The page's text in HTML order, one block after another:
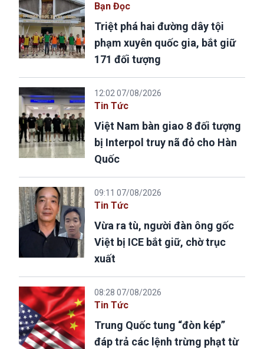
Bạn Đọc
Triệt phá hai đường dây tội
phạm xuyên quốc gia, bắt giữ
171 đối tượng
12:02 07/08/2026
Tin Tức
Việt Nam bàn giao 8 đối tượng
bị Interpol truy nã đỏ cho Hàn
Quốc
09:11 07/08/2026
Tin Tức
Vừa ra tù, người đàn ông gốc
Việt bị ICE bắt giữ, chờ trục
xuất
08:28 07/08/2026
Tin Tức
Trung Quốc tung “đòn kép”
đáp trả các lệnh trừng phạt từ